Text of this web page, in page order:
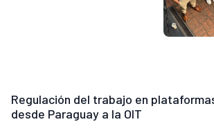
Regulación del trabajo en
desde Paraguay a la OIT